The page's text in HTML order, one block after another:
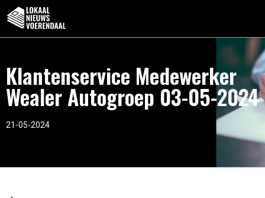
Klantenservice Medewerker
Wealer Autogroep 03-05-2024
21-05-2024